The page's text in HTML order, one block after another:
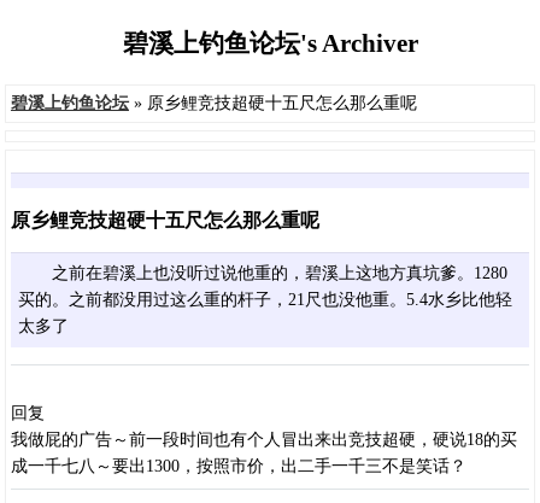
碧溪上钓鱼论坛's Archiver
碧溪上钓鱼论坛» 原乡鲤竞技超硬十五尺怎么那么重呢
原乡鲤竞技超硬十五尺怎么那么重呢
之前在碧溪上也没听过说他重的，碧溪上这地方真坑爹。1280
买的。之前都没用过这么重的杆子，21尺也没他重。5.4水乡比他轻
太多了
回复
我做屁的广告～前一段时间也有个人冒出来出竞技超硬，硬说18的买
成一千七八～要出1300，按照市价，出二手一千三不是笑话？